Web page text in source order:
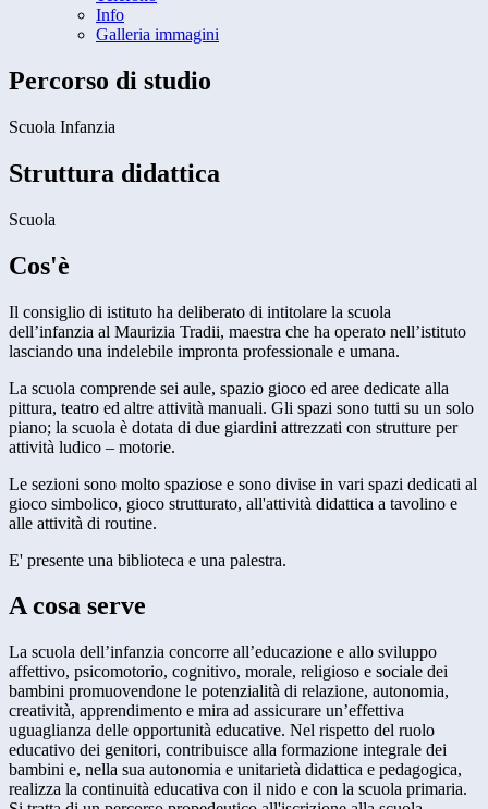
Info
Galleria immagini
Percorso di studio
Scuola Infanzia
Struttura didattica
Scuola
Cos'è
Il consiglio di istituto ha deliberato di intitolare la scuola
dell’infanzia al Maurizia Tradii, maestra che ha operato nell’istituto
lasciando una indelebile impronta professionale e umana.
La scuola comprende sei aule, spazio gioco ed aree dedicate alla
pittura, teatro ed altre attività manuali. Gli spazi sono tutti su un solo
piano; la scuola è dotata di due giardini attrezzati con strutture per
attività ludico – motorie.
Le sezioni sono molto spaziose e sono divise in vari spazi dedicati al
gioco simbolico, gioco strutturato, all'attività didattica a tavolino e
alle attività di routine.
E' presente una biblioteca e una palestra.
A cosa serve
La scuola dell’infanzia concorre all’educazione e allo sviluppo
affettivo, psicomotorio, cognitivo, morale, religioso e sociale dei
bambini promuovendone le potenzialità di relazione, autonomia,
creatività, apprendimento e mira ad assicurare un’effettiva
uguaglianza delle opportunità educative. Nel rispetto del ruolo
educativo dei genitori, contribuisce alla formazione integrale dei
bambini e, nella sua autonomia e unitarietà didattica e pedagogica,
realizza la continuità educativa con il nido e con la scuola primaria.